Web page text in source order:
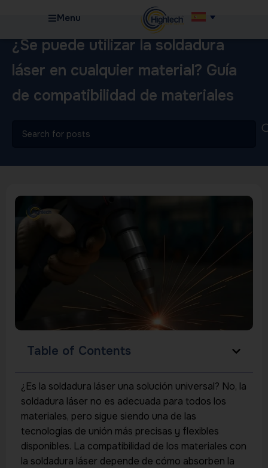
Menu
¿Se puede utilizar la soldadura
láser en cualquier material? Guía
de compatibilidad de materiales
Table of Contents
¿Es la soldadura láser una solución universal? No, la
soldadura láser no es adecuada para todos los
materiales, pero sigue siendo una de las
tecnologías de unión más precisas y flexibles
disponibles. La compatibilidad de los materiales con
la soldadura láser depende de cómo absorben la